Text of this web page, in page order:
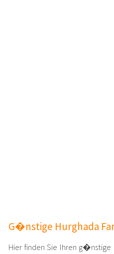
G�nstige Hurghada
Hier finden Sie Ihren g�nstige